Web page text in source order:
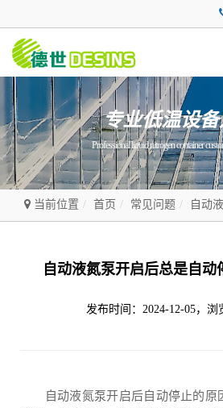
专业低温设
Professional liquid nitrogen container
当前位置 首页 常见问题 自动
自动液氮泵开启后总是自动
发布时间：2024-12-05，浏
自动液氮泵开启后自动停止的原